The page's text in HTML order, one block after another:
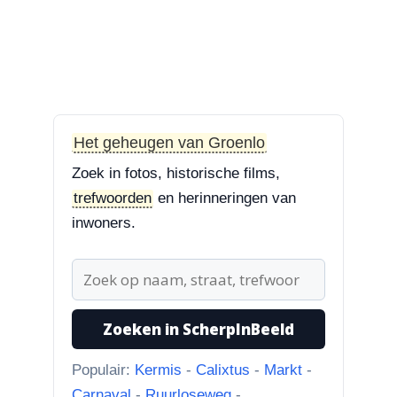
“Nog een tip. Deze buurman
ging van “Binnen de Grachte
“naar...”
1-8-2026
Koningssteeg met parkeerterrein
Achteruitgangen van: voor de
toren Br...”
31-7-2026
Watermolen
Het geheugen van Groenlo
Zoek in fotos, historische films,
trefwoorden en herinneringen van
inwoners.
Zoeken in ScherpInBeeld
Populair: Kermis - Calixtus - Markt -